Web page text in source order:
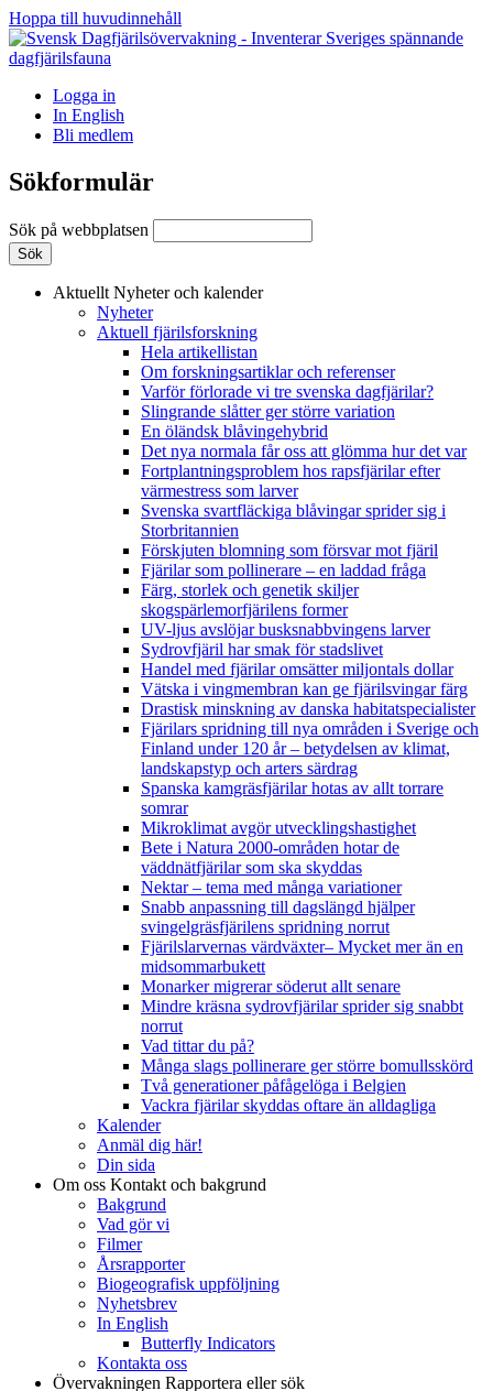
Hoppa till huvudinnehåll
Logga in
In English
Bli medlem
Sökformulär
Sök på webbplatsen
Aktuellt Nyheter och kalender
Nyheter
Aktuell fjärilsforskning
Hela artikellistan
Om forskningsartiklar och referenser
Varför förlorade vi tre svenska dagfjärilar?
Slingrande slåtter ger större variation
En öländsk blåvingehybrid
Det nya normala får oss att glömma hur det var
Fortplantningsproblem hos rapsfjärilar efter
värmestress som larver
Svenska svartfläckiga blåvingar sprider sig i
Storbritannien
Förskjuten blomning som försvar mot fjäril
Fjärilar som pollinerare – en laddad fråga
Färg, storlek och genetik skiljer
skogspärlemorfjärilens former
UV-ljus avslöjar busksnabbvingens larver
Sydrovfjäril har smak för stadslivet
Handel med fjärilar omsätter miljontals dollar
Vätska i vingmembran kan ge fjärilsvingar färg
Drastisk minskning av danska habitatspecialister
Fjärilars spridning till nya områden i Sverige och
Finland under 120 år– betydelsen av klimat,
landskapstyp och arters särdrag
Spanska kamgräsfjärilar hotas av allt torrare
somrar
Mikroklimat avgör utvecklingshastighet
Bete i Natura 2000-områden hotar de
väddnätfjärilar som ska skyddas
Nektar – tema med många variationer
Snabb anpassning till dagslängd hjälper
svingelgräsfjärilens spridning norrut
Fjärilslarvernas värdväxter– Mycket mer än en
midsommarbukett
Monarker migrerar söderut allt senare
Mindre kräsna sydrovfjärilar sprider sig snabbt
norrut
Vad tittar du på?
Många slags pollinerare ger större bomullsskörd
Två generationer påfågelöga i Belgien
Vackra fjärilar skyddas oftare än alldagliga
Kalender
Anmäl dig här!
Din sida
Om oss Kontakt och bakgrund
Bakgrund
Vad gör vi
Filmer
Årsrapporter
Biogeografisk uppföljning
Nyhetsbrev
In English
Butterfly Indicators
Kontakta oss
Övervakningen Rapportera eller sök